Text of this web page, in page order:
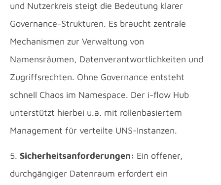
und Nutzerkreis steigt die Bedeutung klarer
Governance-Strukturen. Es braucht zentrale
Mechanismen zur Verwaltung von
Namensräumen, Datenverantwortlichkeiten und
Zugriffsrechten. Ohne Governance entsteht
schnell Chaos im Namespace. Der i-flow Hub
unterstützt hierbei u.a. mit rollenbasiertem
Management für verteilte UNS-Instanzen.
5. Sicherheitsanforderungen: Ein offener,
durchgängiger Datenraum erfordert ein